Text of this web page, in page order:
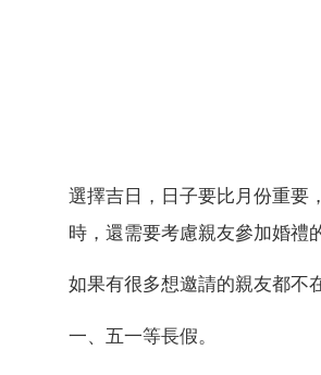
選擇吉日，日子要比月份重要
時，還需要考慮親友參加婚禮
如果有很多想邀請的親友都不
一、五一等長假。